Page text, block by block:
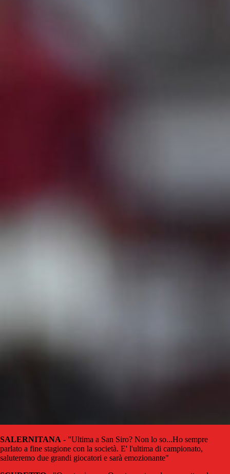
SALERNITANA - "Ultima a San Siro? Non lo so...Ho sempre
parlato a fine stagione con la società. E' l'ultima di campionato,
saluteremo due grandi giocatori e sarà emozionante"